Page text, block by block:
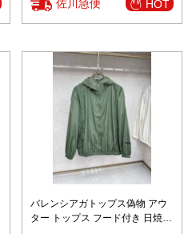
佐川急便 HOT
バレンシアガトップス偽物 アウ
ター トップス フード付き 日焼け